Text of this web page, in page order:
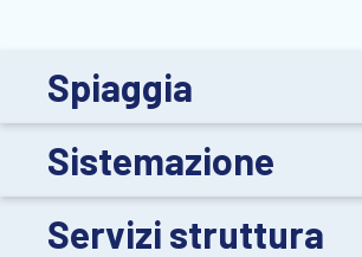
Spiaggia
Sistemazione
Servizi struttura